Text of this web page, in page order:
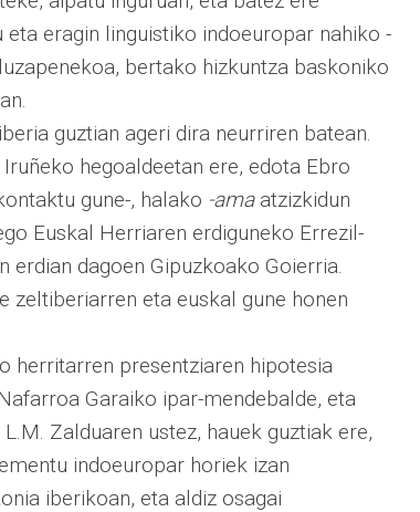
eragin linguistiko indoeuropar nahiko -
bertako hizkuntza baskoniko
guztian ageri dira neurriren batean.
hegoaldeetan ere, edota Ebro
gune-, halako -amaatzizkidun
Euskal Herriaren erdiguneko Errezil-
erdian dagoen Gipuzkoako Goierria.
zeltiberiarren eta euskal gune honen
herritarren presentziaren hipotesia
Garaiko ipar-mendebalde, eta
Zalduaren ustez, hauek guztiak ere,
indoeuropar horiek izan
iberikoan, eta aldiz osagai